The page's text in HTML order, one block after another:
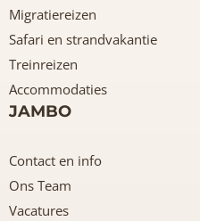
Migratiereizen
Safari en strandvakantie
Treinreizen
Accommodaties
JAMBO
Contact en info
Ons Team
Vacatures